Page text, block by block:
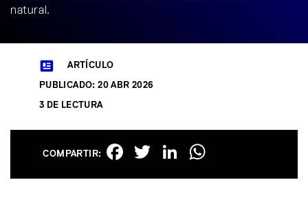
natural.
ARTÍCULO
PUBLICADO: 20 ABR 2026
3 DE LECTURA
COMPARTIR: Facebook
TwitterLinkedIn